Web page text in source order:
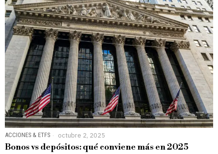
ACCIONES & ETFS octubre 2, 2025
Bonos vs depósitos: qué conviene más en 2025